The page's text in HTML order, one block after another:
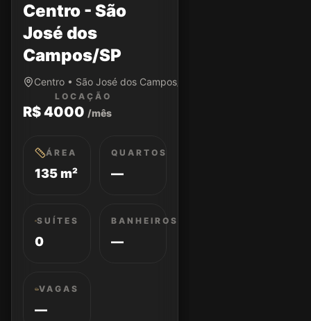
Centro - São
José dos
Campos/SP
Centro • São José dos Campos/SP
LOCAÇÃO
R$ 4000 /mês
ÁREA
135 m²
QUARTOS
—
SUÍTES
0
BANHEIROS
—
VAGAS
—